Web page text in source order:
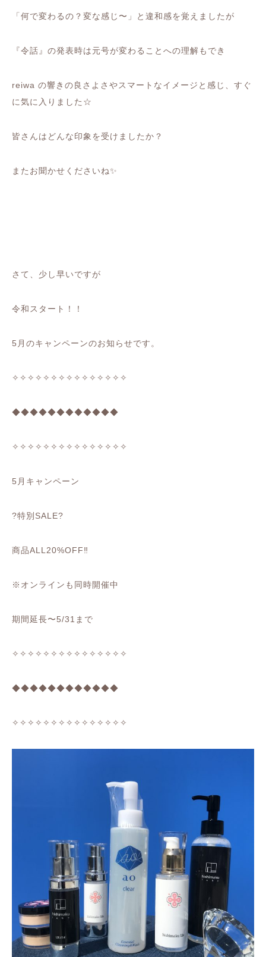
「何で変わるの？変な感じ〜」と違和感を覚えましたが
『令話』の発表時は元号が変わることへの理解もでき
reiwa の響きの良さよさやスマートなイメージと感じ、すぐ
に気に入りました☆
皆さんはどんな印象を受けましたか？
またお聞かせくださいね✨
さて、少し早いですが
令和スタート！！
5 月のキャンペーンのお知らせです。
✧✧✧✧✧✧✧✧✧✧✧✧✧✧✧
◆◆◆◆◆◆◆◆◆◆◆◆
✧✧✧✧✧✧✧✧✧✧✧✧✧✧✧
5 月キャンペーン
?特別 SALE?
商品ALL20%OFF‼️
※ オンラインも同時開催中
期間延長〜5/31 まで
✧✧✧✧✧✧✧✧✧✧✧✧✧✧✧
◆◆◆◆◆◆◆◆◆◆◆◆
✧✧✧✧✧✧✧✧✧✧✧✧✧✧✧